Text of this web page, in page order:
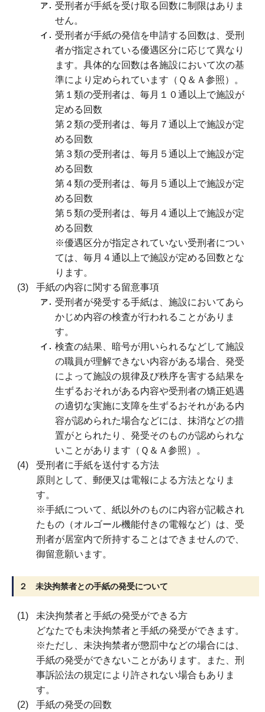
受刑者が手紙を受け取る回数に制限はありま
せん。
受刑者が手紙の発信を申請する回数は、受刑
者が指定されている優遇区分に応じて異なり
ます。具体的な回数は各施設において次の基
準により定められています（Ｑ＆Ａ参照）。
第１類の受刑者は、毎月１０通以上で施設が
定める回数
第２類の受刑者は、毎月７通以上で施設が定
める回数
第３類の受刑者は、毎月５通以上で施設が定
める回数
第４類の受刑者は、毎月５通以上で施設が定
める回数
第５類の受刑者は、毎月４通以上で施設が定
める回数
※優遇区分が指定されていない受刑者につい
ては、毎月４通以上で施設が定める回数とな
ります。
手紙の内容に関する留意事項
受刑者が発受する手紙は、施設においてあら
かじめ内容の検査が行われることがありま
す。
検査の結果、暗号が用いられるなどして施設
の職員が理解できない内容がある場合、発受
によって施設の規律及び秩序を害する結果を
生ずるおそれがある内容や受刑者の矯正処遇
の適切な実施に支障を生ずるおそれがある内
容が認められた場合などには、抹消などの措
置がとられたり、発受そのものが認められな
いことがあります（Ｑ＆Ａ参照）。
受刑者に手紙を送付する方法
原則として、郵便又は電報による方法となりま
す。
※手紙について、紙以外のものに内容が記載され
たもの（オルゴール機能付きの電報など）は、受
刑者が居室内で所持することはできませんので、
御留意願います。
２ 未決拘禁者との手紙の発受について
未決拘禁者と手紙の発受ができる方
どなたでも未決拘禁者と手紙の発受ができます。
※ただし、未決拘禁者が懲罰中などの場合には、
手紙の発受ができないことがあります。また、刑
事訴訟法の規定により許されない場合もありま
す。
手紙の発受の回数